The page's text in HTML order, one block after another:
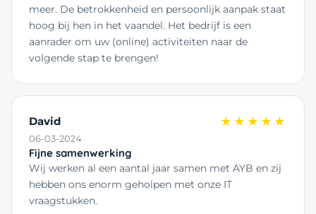
meer. De betrokkenheid en persoonlijk aanpak staat
hoog bij hen in het vaandel. Het bedrijf is een
aanrader om uw (online) activiteiten naar de
volgende stap te brengen!
David
06-03-2024
★★★★★
Fijne samenwerking
Wij werken al een aantal jaar samen met AYB en zij
hebben ons enorm geholpen met onze IT
vraagstukken.